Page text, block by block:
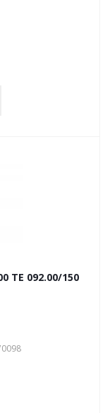
TE 092.00/150